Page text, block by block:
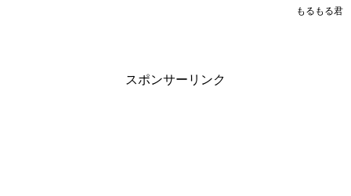
もるもる君
スポンサーリンク